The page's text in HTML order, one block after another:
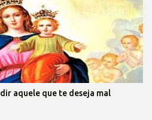
aquele que te deseja mal